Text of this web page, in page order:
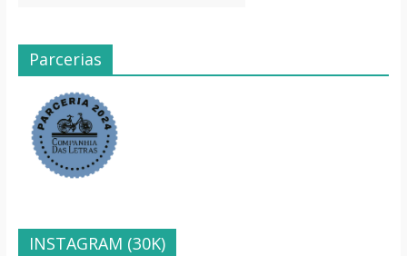
Parcerias
INSTAGRAM (30K)